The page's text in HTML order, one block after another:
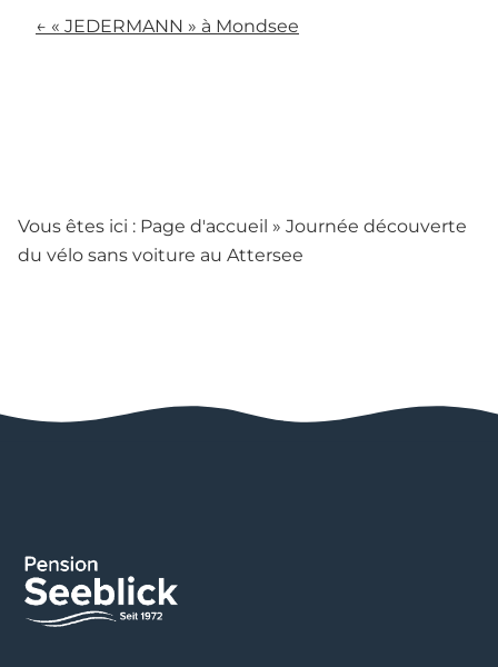
← « JEDERMANN » à Mondsee
Vous êtes ici : Page d'accueil » Journée découverte
du vélo sans voiture au Attersee